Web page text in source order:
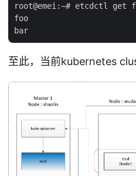
root@emei:~# etcdctl get
foo
至此，当前kubernetes